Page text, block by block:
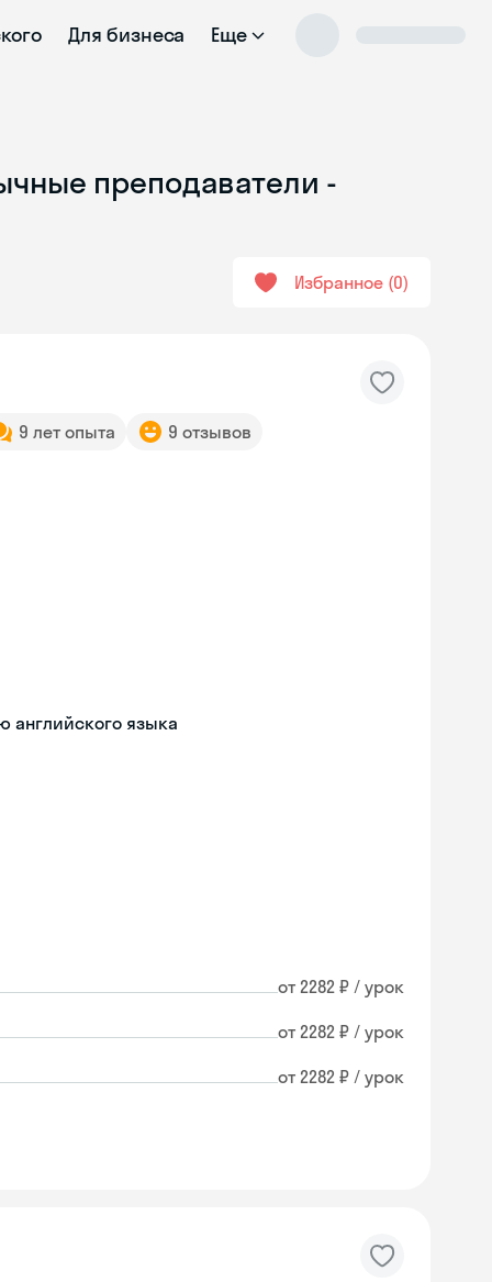
Для бизнеса Еще
преподаватели -
Избранное 0
9 лет опыта 9 отзывов
английского языка
от 2282 ₽ / урок
от 2282 ₽ / урок
от 2282 ₽ / урок